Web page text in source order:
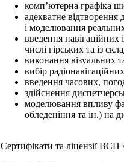
комп’ютерна графіка
адекватне відтворення
і моделювання
введення навігаційних
числі гірських та із
виконання візуальних
вибір
введення часових,
здійснення
моделювання впливу
обледеніння та ін.) на
Сертифікати та ліцензії